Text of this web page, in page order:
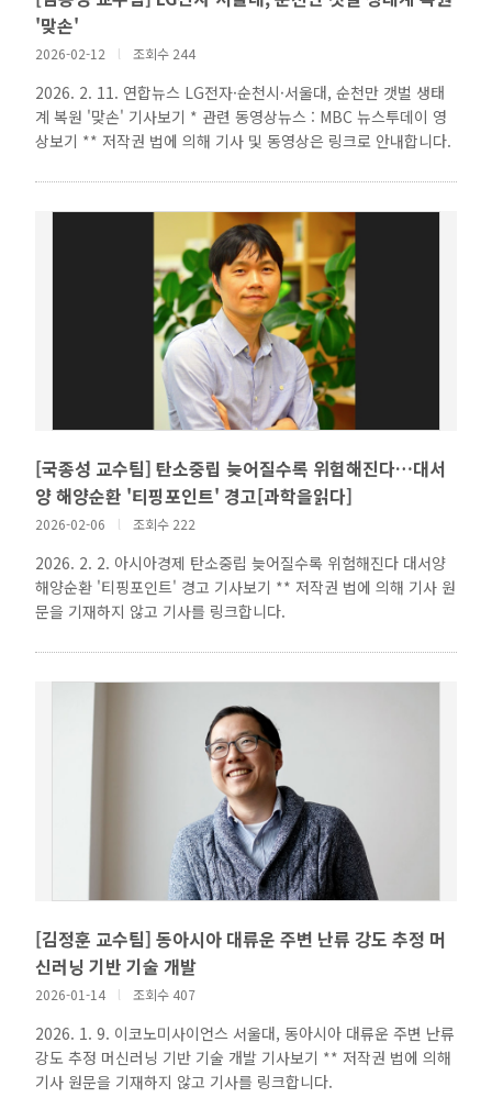
'맞손'
2026-02-12 l 조회수 244
2026. 2. 11. 연합뉴스 LG전자·순천시·서울대, 순천만 갯벌 생태
계 복원 '맞손' 기사보기 * 관련 동영상뉴스 : MBC 뉴스투데이 영
상보기 ** 저작권 법에 의해 기사 및 동영상은 링크로 안내합니다.
[국종성 교수팀] 탄소중립 늦어질수록 위험해진다…대서
양 해양순환 '티핑포인트' 경고[과학을읽다]
2026-02-06 l 조회수 222
2026. 2. 2. 아시아경제 탄소중립 늦어질수록 위험해진다 대서양
해양순환 '티핑포인트' 경고 기사보기 ** 저작권 법에 의해 기사 원
문을 기재하지 않고 기사를 링크합니다.
[김정훈 교수팀] 동아시아 대류운 주변 난류 강도 추정 머
신러닝 기반 기술 개발
2026-01-14 l 조회수 407
2026. 1. 9. 이코노미사이언스 서울대, 동아시아 대류운 주변 난류
강도 추정 머신러닝 기반 기술 개발 기사보기 ** 저작권 법에 의해
기사 원문을 기재하지 않고 기사를 링크합니다.